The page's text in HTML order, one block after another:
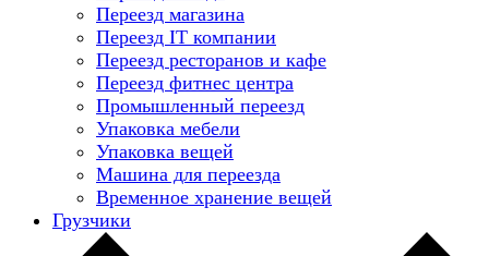
Переезд магазина
Переезд IT компании
Переезд ресторанов и кафе
Переезд фитнес центра
Промышленный переезд
Упаковка мебели
Упаковка вещей
Машина для переезда
Временное хранение вещей
Грузчики